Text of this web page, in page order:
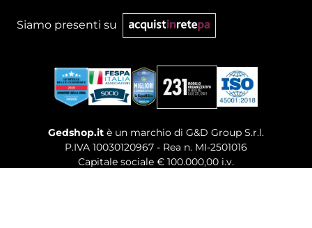
Siamo presenti su
Gedshop.it è un marchio di G&D Group S.r.l.
P.IVA 10030120967 - Rea n. MI-2501016
Capitale sociale € 100.000,00 i.v.